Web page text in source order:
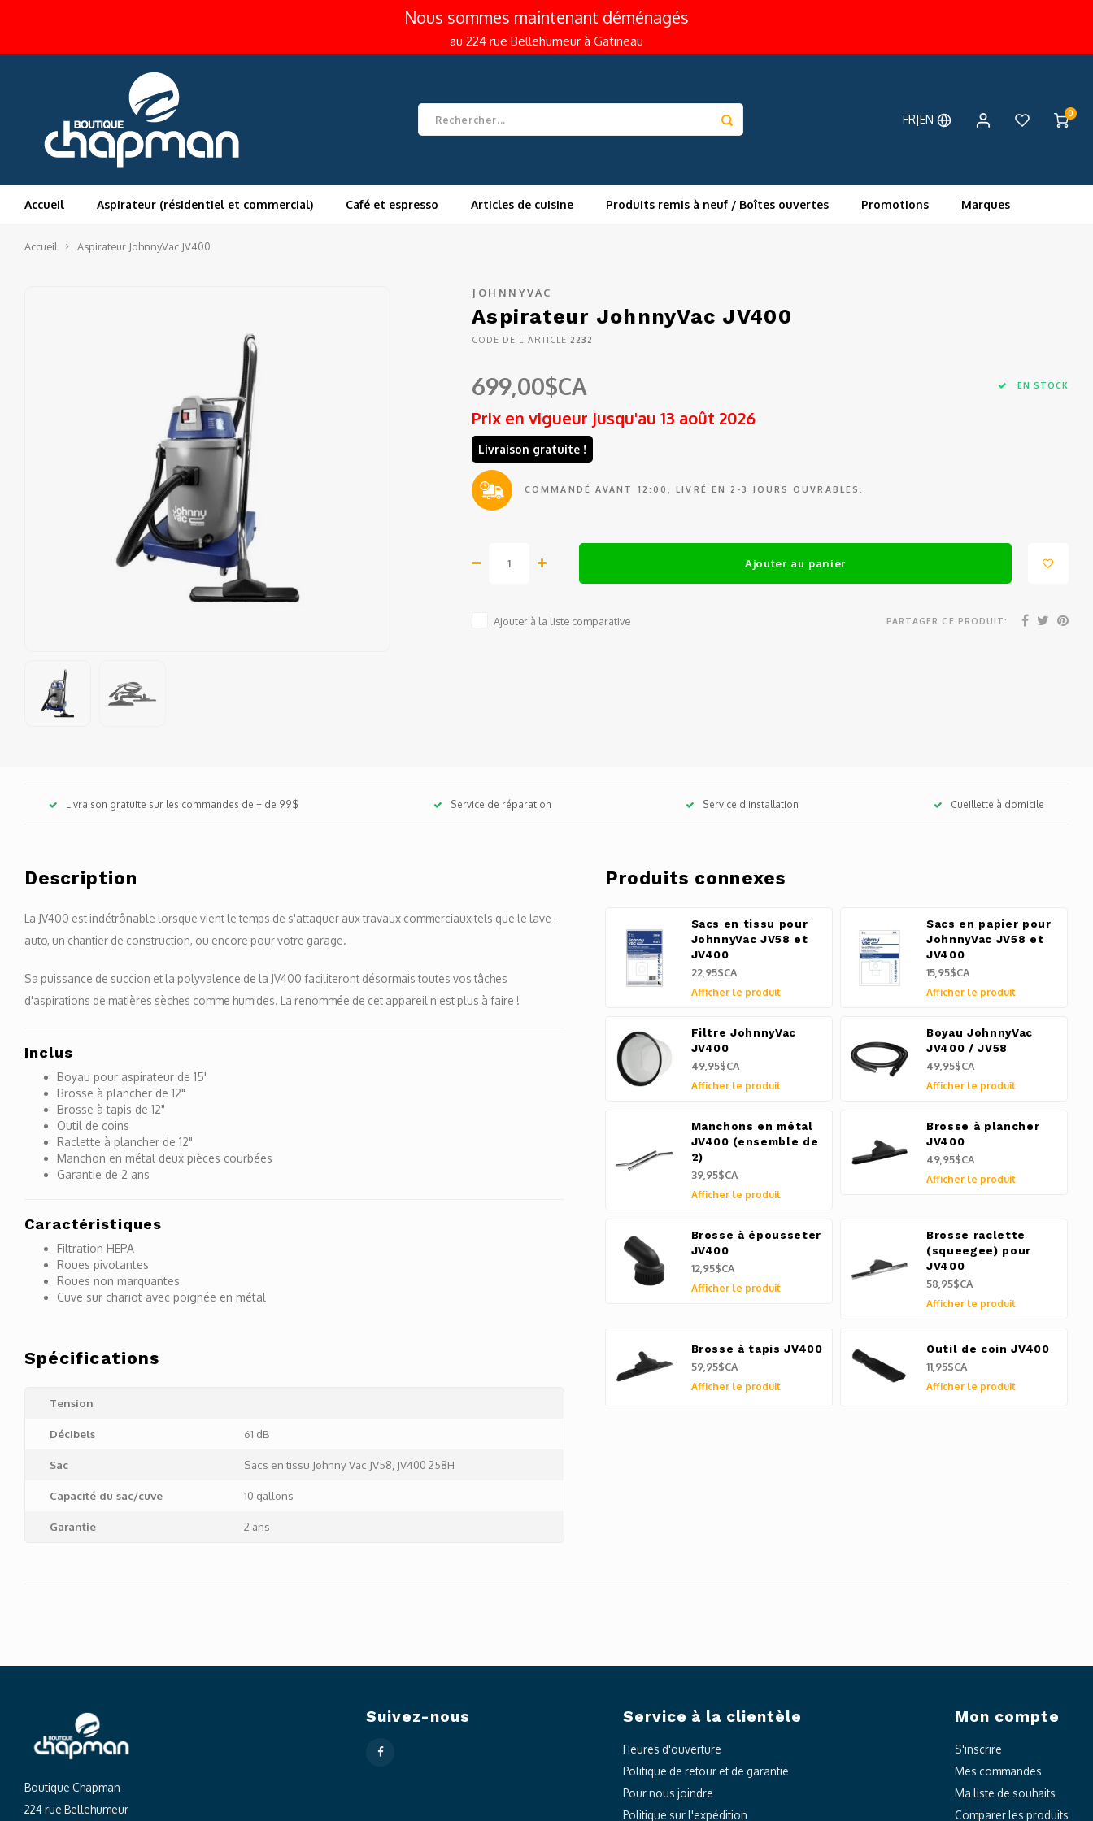
Nous sommes maintenant déménagés
au 224 rue Bellehumeur à Gatineau
FR|EN 0
Accueil Aspirateur (résidentiel et commercial) Café et espresso Articles de cuisine Produits remis à neuf / Boîtes ouvertes Promotions Marques
Accueil Aspirateur JohnnyVac JV400
JOHNNYVAC
Aspirateur JohnnyVac JV400
CODE DE L'ARTICLE 2232
699,00$CA EN STOCK
Prix en vigueur jusqu'au 13 août 2026
Livraison gratuite !
COMMANDÉ AVANT 12:00, LIVRÉ EN 2-3 JOURS OUVRABLES.
Ajouter au panier
Ajouter à la liste comparative PARTAGER CE PRODUIT:
Livraison gratuite sur les commandes de + de 99$ Service de réparation Service d'installation Cueillette à domicile
Description
La JV400 est indétrônable lorsque vient le temps de s'attaquer aux travaux commerciaux tels que le lave-
auto, un chantier de construction, ou encore pour votre garage.
Sa puissance de succion et la polyvalence de la JV400 faciliteront désormais toutes vos tâches
d'aspirations de matières sèches comme humides. La renommée de cet appareil n'est plus à faire !
Inclus
Boyau pour aspirateur de 15'
Brosse à plancher de 12"
Brosse à tapis de 12"
Outil de coins
Raclette à plancher de 12"
Manchon en métal deux pièces courbées
Garantie de 2 ans
Caractéristiques
Filtration HEPA
Roues pivotantes
Roues non marquantes
Cuve sur chariot avec poignée en métal
Spécifications
Tension
Décibels 61 dB
Sac Sacs en tissu Johnny Vac JV58, JV400 258H
Capacité du sac/cuve 10 gallons
Garantie 2 ans
Produits connexes
Sacs en tissu pour
JohnnyVac JV58 et
JV400
22,95$CA
Afficher le produit
Sacs en papier pour
JohnnyVac JV58 et
JV400
15,95$CA
Afficher le produit
Filtre JohnnyVac
JV400
49,95$CA
Afficher le produit
Boyau JohnnyVac
JV400 / JV58
49,95$CA
Afficher le produit
Manchons en métal
JV400 (ensemble de
2)
39,95$CA
Afficher le produit
Brosse à plancher
JV400
49,95$CA
Afficher le produit
Brosse à épousseter
JV400
12,95$CA
Afficher le produit
Brosse raclette
(squeegee) pour
JV400
58,95$CA
Afficher le produit
Brosse à tapis JV400
59,95$CA
Afficher le produit
Outil de coin JV400
11,95$CA
Afficher le produit
Boutique Chapman
224 rue Bellehumeur
Suivez-nous Service à la clientèle
Heures d'ouverture
Politique de retour et de garantie
Pour nous joindre
Politique sur l'expédition
Mon compte
S'inscrire
Mes commandes
Ma liste de souhaits
Comparer les produits